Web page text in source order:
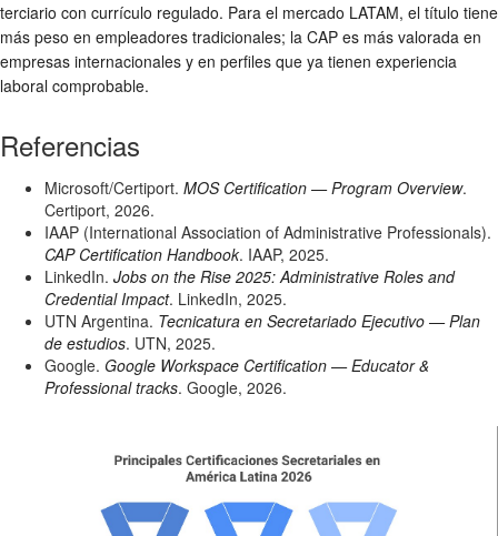
terciario con currículo regulado. Para el mercado LATAM, el título tiene
más peso en empleadores tradicionales; la CAP es más valorada en
empresas internacionales y en perfiles que ya tienen experiencia
laboral comprobable.
Referencias
Microsoft/Certiport. MOS Certification — Program Overview.
Certiport, 2026.
IAAP (International Association of Administrative Professionals).
CAP Certification Handbook. IAAP, 2025.
LinkedIn. Jobs on the Rise 2025: Administrative Roles and
Credential Impact. LinkedIn, 2025.
UTN Argentina. Tecnicatura en Secretariado Ejecutivo — Plan
de estudios. UTN, 2025.
Google. Google Workspace Certification — Educator &
Professional tracks. Google, 2026.